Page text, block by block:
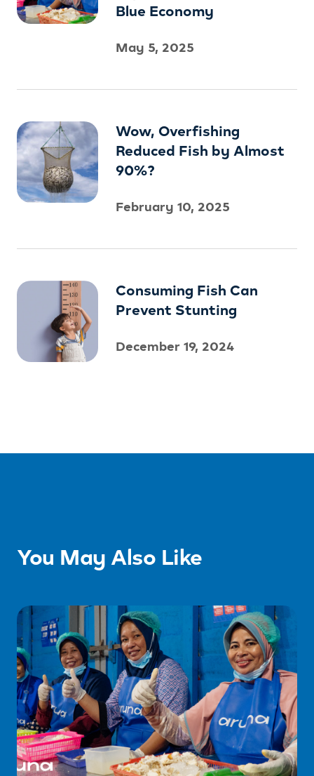
Blue Economy
May 5, 2025
Wow, Overfishing
Reduced Fish by Almost
90%?
February 10, 2025
Consuming Fish Can
Prevent Stunting
December 19, 2024
You May Also Like